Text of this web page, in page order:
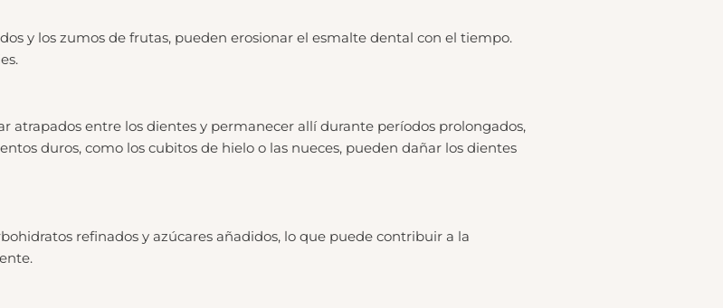
y los zumos de frutas, pueden erosionar el esmalte dental con el tiempo.
atrapados entre los dientes y permanecer allí durante períodos prolongados,
duros, como los cubitos de hielo o las nueces, pueden dañar los dientes
refinados y azúcares añadidos, lo que puede contribuir a la